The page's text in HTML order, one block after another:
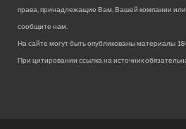
права, принадлежащие Вам, Вашей компании или
сообщите нам.
На сайте могут быть опубликованы материалы
При цитировании ссылка на источник